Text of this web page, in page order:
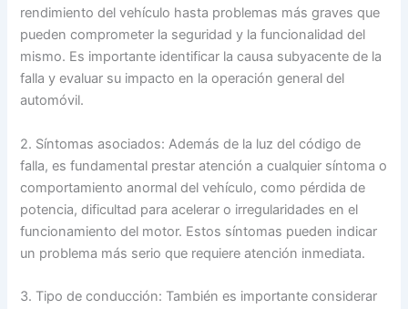
rendimiento del vehículo hasta problemas más graves que
pueden comprometer la seguridad y la funcionalidad del
mismo. Es importante identificar la causa subyacente de la
falla y evaluar su impacto en la operación general del
automóvil.
2. Síntomas asociados: Además de la luz del código de
falla, es fundamental prestar atención a cualquier síntoma o
comportamiento anormal del vehículo, como pérdida de
potencia, dificultad para acelerar o irregularidades en el
funcionamiento del motor. Estos síntomas pueden indicar
un problema más serio que requiere atención inmediata.
3. Tipo de conducción: También es importante considerar